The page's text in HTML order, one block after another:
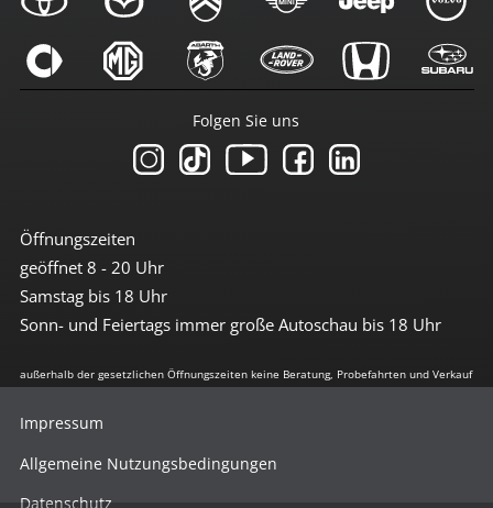
Öffnungszeiten
geöffnet 8 - 20 Uhr
Samstag bis 18 Uhr
Sonn- und Feiertags immer große Autoschau bis 18 Uhr
Folgen Sie uns
außerhalb der gesetzlichen Öffnungszeiten keine Beratung, Probefahrten und Verkauf
Impressum
Allgemeine Nutzungsbedingungen
Datenschutz